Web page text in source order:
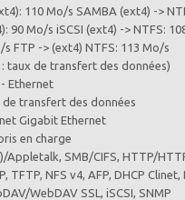
110 Mo/s SAMBA (ext4) ->
90 Mo/s iSCSI (ext4) -> NTFS:
s FTP -> (ext4) NTFS: 113 Mo/s
taux de transfert des données)
Ethernet
de transfert des données
Gigabit Ethernet
en charge
Appletalk, SMB/CIFS, HTTP/
TFTP, NFS v4, AFP, DHCP Clinet,
WebDAV SSL, iSCSI, SNMP